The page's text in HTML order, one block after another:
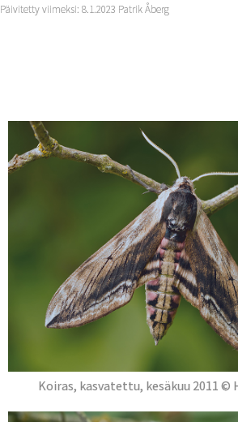
Päivitetty viimeksi: 8.1.2023 Patrik Åberg
Koiras, kasvatettu, kesäkuu 2011 ©